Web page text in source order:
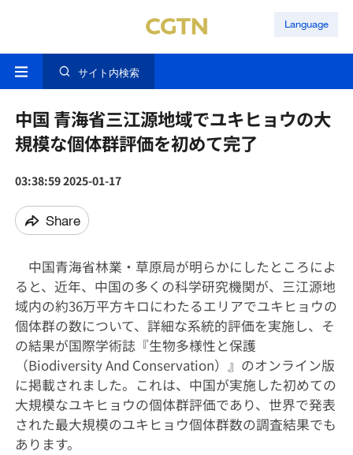
Language
サイト内検索
中国 青海省三江源地域でユキヒョウの大
規模な個体群評価を初めて完了
03:38:59 2025-01-17
Share
中国青海省林業・草原局が明らかにしたところによ
ると、近年、中国の多くの科学研究機関が、三江源地
域内の約36万平方キロにわたるエリアでユキヒョウの
個体群の数について、詳細な系統的評価を実施し、そ
の結果が国際学術誌『生物多様性と保護
（Biodiversity And Conservation）』のオンライン版
に掲載されました。これは、中国が実施した初めての
大規模なユキヒョウの個体群評価であり、世界で発表
された最大規模のユキヒョウ個体群数の調査結果でも
あります。